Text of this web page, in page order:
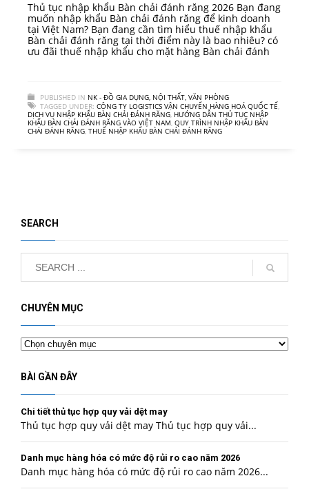
Thủ tục nhập khẩu Bàn chải đánh răng 2026 Bạn đang
muốn nhập khẩu Bàn chải đánh răng để kinh doanh
tại Việt Nam? Bạn đang cần tìm hiểu thuế nhập khẩu
Bàn chải đánh răng tại thời điểm này là bao nhiêu? có
ưu đãi thuế nhập khẩu cho mặt hàng Bàn chải đánh
PUBLISHED IN NK - ĐỒ GIA DỤNG, NỘI THẤT, VĂN PHÒNG
TAGGED UNDER: CÔNG TY LOGISTICS VẬN CHUYỂN HÀNG HOÁ QUỐC TẾ,
DỊCH VỤ NHẬP KHẨU BÀN CHẢI ĐÁNH RĂNG, HƯỚNG DẪN THỦ TỤC NHẬP
KHẨU BÀN CHẢI ĐÁNH RĂNG VÀO VIỆT NAM, QUY TRÌNH NHẬP KHẨU BÀN
CHẢI ĐÁNH RĂNG, THUẾ NHẬP KHẨU BÀN CHẢI ĐÁNH RĂNG
SEARCH
CHUYÊN MỤC
Chuyên
mục
BÀI GẦN ĐÂY
Chi tiết thủ tục hợp quy vải dệt may
Thủ tục hợp quy vải dệt may Thủ tục hợp quy vải...
Danh mục hàng hóa có mức độ rủi ro cao năm 2026
Danh mục hàng hóa có mức độ rủi ro cao năm 2026...